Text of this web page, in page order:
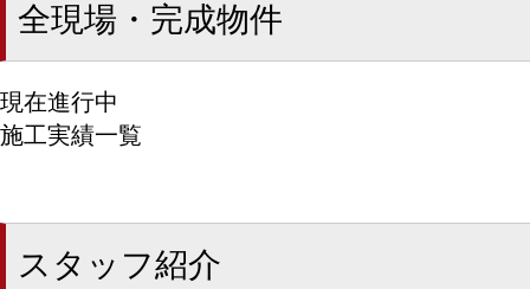
全現場・完成物件
現在進行中
施工実績一覧
スタッフ紹介